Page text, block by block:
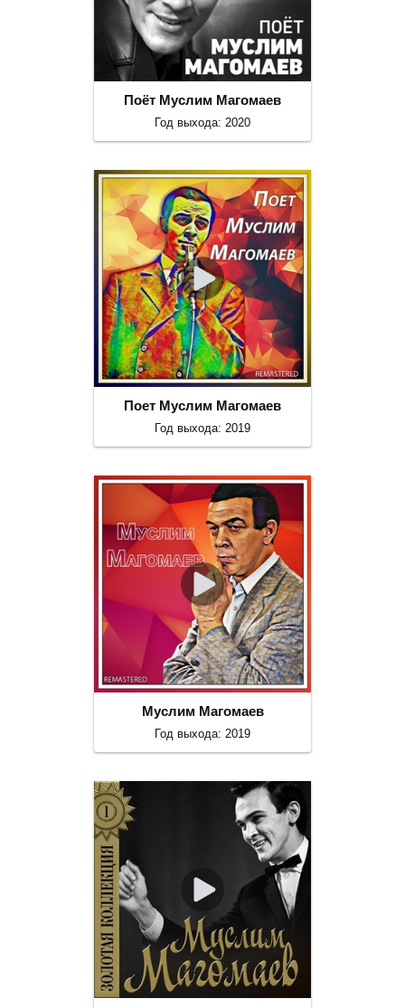
Поёт Муслим Магомаев
Год выхода: 2020
Поет Муслим Магомаев
Год выхода: 2019
Муслим Магомаев
Год выхода: 2019